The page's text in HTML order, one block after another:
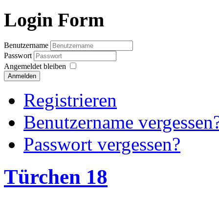
Login Form
Benutzername
Passwort
Angemeldet bleiben
Anmelden
Registrieren
Benutzername
Passwort vergessen?
Türchen 18